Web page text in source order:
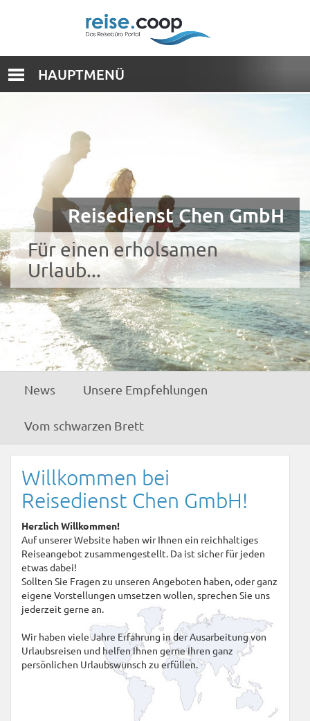
HAUPTMENÜ
Reisedienst Chen GmbH
Für einen erholsamen
Urlaub...
News Unsere Empfehlungen
Vom schwarzen Brett
Willkommen bei
Reisedienst Chen GmbH!
Herzlich Willkommen!
Auf unserer Website haben wir Ihnen ein reichhaltiges
Reiseangebot zusammengestellt. Da ist sicher für jeden
etwas dabei!
Sollten Sie Fragen zu unseren Angeboten haben, oder ganz
eigene Vorstellungen umsetzen wollen, sprechen Sie uns
jederzeit gerne an.
Wir haben viele Jahre Erfahrung in der Ausarbeitung von
Urlaubsreisen und helfen Ihnen gerne Ihren ganz
persönlichen Urlaubswunsch zu erfüllen.